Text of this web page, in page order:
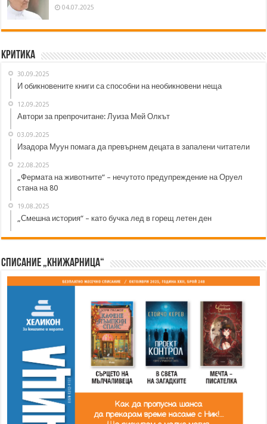
04.07.2025
Критика
30.09.2025
И обикновените книги са способни на необикновени неща
12.09.2025
Автори за препрочитане: Луиза Мей Олкът
03.09.2025
Изадора Муун помага да превърнем децата в запалени читатели
22.08.2025
„Фермата на животните“ – нечутото предупреждение на Оруел
стана на 80
19.08.2025
„Смешна история“ – като бучка лед в горещ летен ден
Списание „Книжарница“